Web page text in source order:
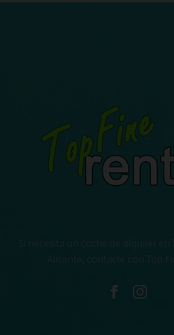
Si necesita un coche de alquiler en
Alicante, contacte con Top